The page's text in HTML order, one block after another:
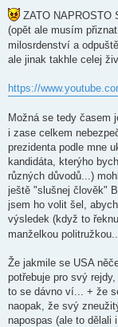
ZATO NAPROSTO
(opět ale musím
milosrdenství a
ale jinak takhle celej
https://
Možná se tedy časem
i zase celkem
prezidenta podle mne
kandidáta, kterýho
různých důvodů...)
ještě "slušnej člověk"
jsem ho volit šel,
výsledek (když to
manželkou politružkou...
Že jakmile se USA
potřebuje pro svý
to se dávno ví... + že
naopak, že svý
napospas (ale to dělali